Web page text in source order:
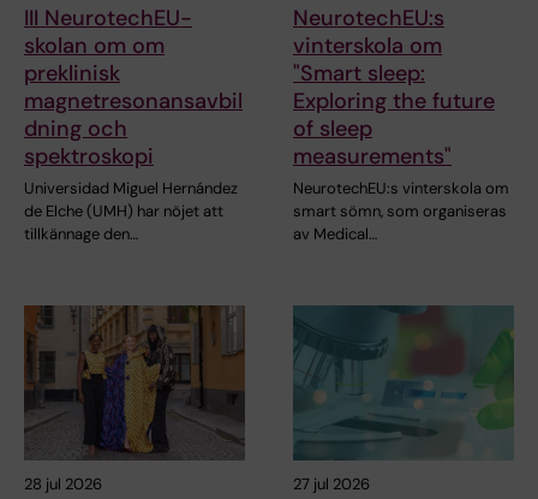
III NeurotechEU-
skolan om om
preklinisk
magnetresonansavbil
dning och
spektroskopi
Universidad Miguel Hernández
de Elche (UMH) har nöjet att
tillkännage den…
NeurotechEU:s
vinterskola om
"Smart sleep:
Exploring the future
of sleep
measurements"
NeurotechEU:s vinterskola om
smart sömn, som organiseras
av Medical…
28 jul 2026 27 jul 2026